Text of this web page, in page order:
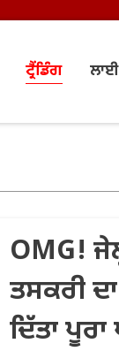
ਟ੍ਰੈਂਡਿੰਗ
OMG!
ਤਸਕਰੀ
ਦਿੱਤਾ